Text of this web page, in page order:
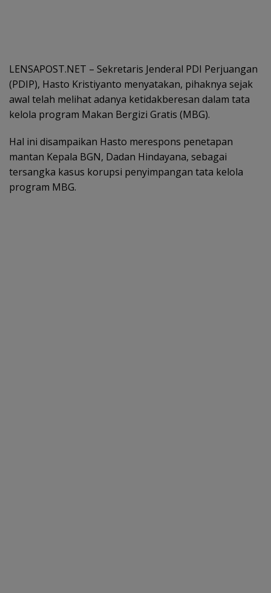
LENSAPOST.NET – Sekretaris Jenderal PDI Perjuangan
(PDIP), Hasto Kristiyanto menyatakan, pihaknya sejak
awal telah melihat adanya ketidakberesan dalam tata
kelola program Makan Bergizi Gratis (MBG).
Hal ini disampaikan Hasto merespons penetapan
mantan Kepala BGN, Dadan Hindayana, sebagai
tersangka kasus korupsi penyimpangan tata kelola
program MBG.